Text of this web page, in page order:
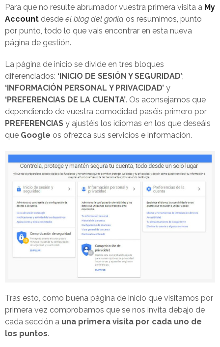
Para que no resulte abrumador vuestra primera visita a My
Account desde el blog del gorila os resumimos, punto
por punto, todo lo que vais encontrar en esta nueva
página de gestión.
La página de inicio se divide en tres bloques
diferenciados: ‘INICIO DE SESIÓN Y SEGURIDAD’;
‘INFORMACIÓN PERSONAL Y PRIVACIDAD’ y
‘PREFERENCIAS DE LA CUENTA’. Os aconsejamos que
dependiendo de vuestra comodidad paséis primero por
PREFERENCIAS y ajustéis los idiomas en los que deseáis
que Google os ofrezca sus servicios e información.
Tras esto, como buena página de inicio que visitamos por
primera vez comprobamos que se nos invita debajo de
cada sección a una primera visita por cada uno de
los puntos.